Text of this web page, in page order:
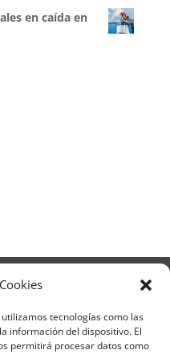
tecnologías como las
información del dispositivo. El
permitirá procesar datos como
en caída en
de Privacidad
para alta